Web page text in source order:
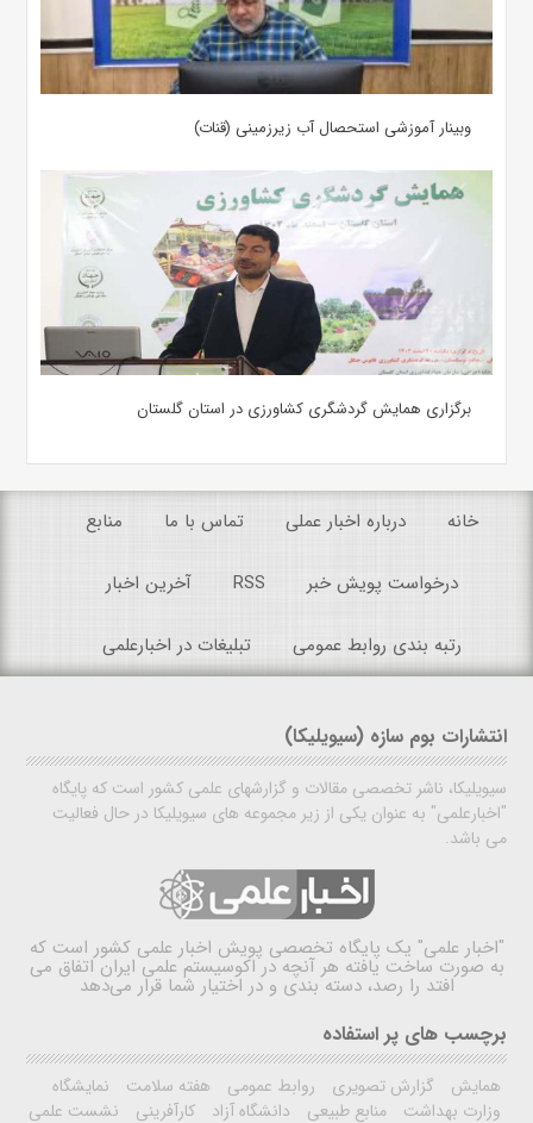
وبینار آموزشی استحصال آب زیرزمینی (قنات)
برگزاری همایش گردشگری کشاورزی در استان گلستان
خانه درباره اخبار عملی تماس با ما منابع
درخواست پویش خبر RSS آخرین اخبار
رتبه بندی روابط عمومی تبلیغات در اخبارعلمی
انتشارات بوم سازه (سیویلیکا)
سیویلیکا، ناشر تخصصی مقالات و گزارشهای علمی کشور است که پایگاه
"اخبارعلمی" به عنوان یکی از زیر مجموعه های سیویلیکا در حال فعالیت
می باشد.
"اخبار علمی" یک پایگاه تخصصی پویش اخبار علمی کشور است که
به صورت ساخت یافته هر آنچه در اکوسیستم علمی ایران اتفاق می
افتد را رصد، دسته بندی و در اختیار شما قرار می‌دهد
برچسب های پر استفاده
همایش گزارش تصویری روابط عمومی هفته سلامت
نمایشگاه
وزارت بهداشت
منابع طبیعی دانشگاه آزاد کارآفرینی نشست علمی